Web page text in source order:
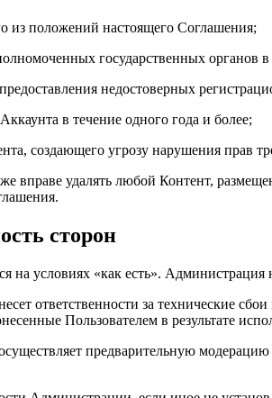
из положений настоящего Соглашения;
государственных органов
недостоверных
в течение одного года и более;
создающего угрозу нарушения прав
вправе удалять любой Контент,
сторон
на условиях «как есть».
ответственности за технические
Пользователем в результате
предварительную